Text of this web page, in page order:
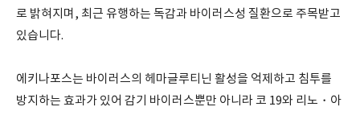
로 밝혀지며, 최근 유행하는 독감과 바이러스성 질환으로 주목받고
있습니다.
에키나포스는 바이러스의 헤마글루티닌 활성을 억제하고 침투를
방지하는 효과가 있어 감기 바이러스뿐만 아니라 코 19와 리노・아